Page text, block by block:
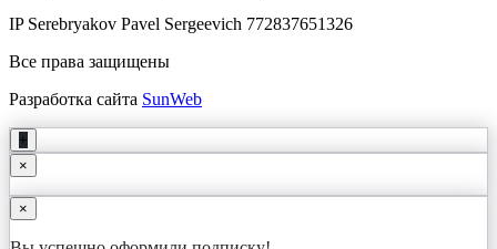
IP Serebryakov Pavel Sergeevich 772837651326
Все права защищены
Разработка сайта SunWeb
+
×
×